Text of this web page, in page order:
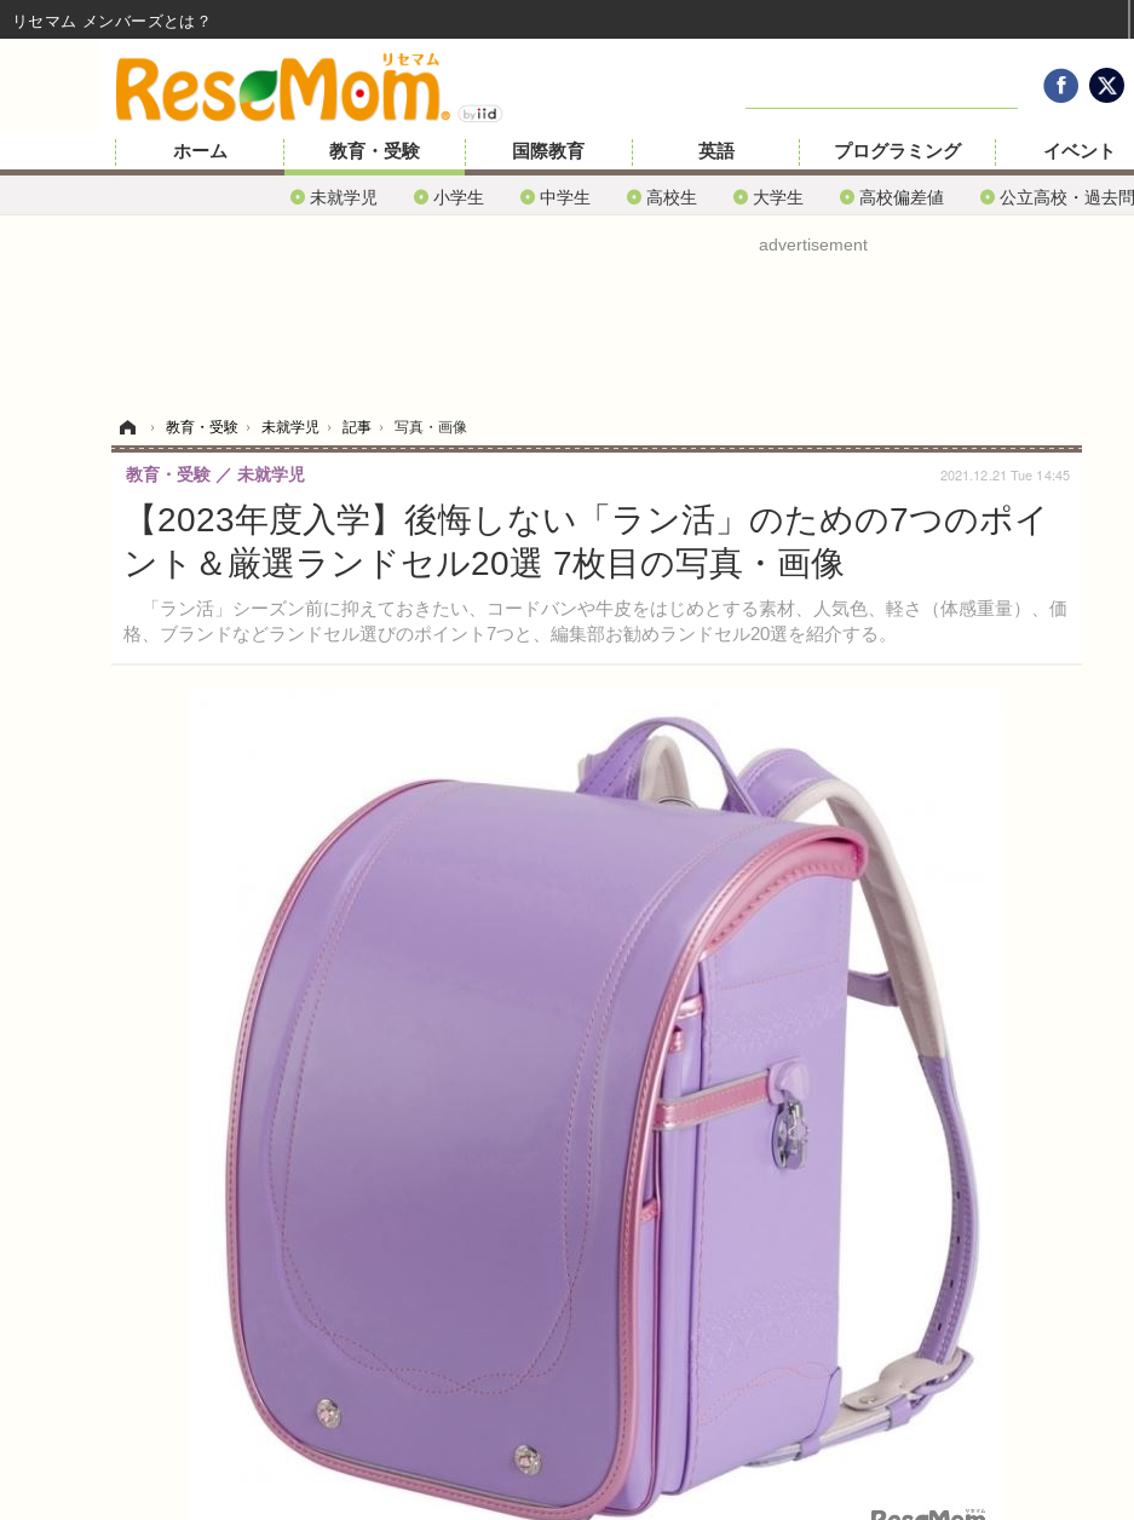
ホーム 教育・受験
未就学児 小学生 中学生 高校生 大学生 高校偏差値 公立高校・過去問
国際教育 英語 プログラミング イベント
advertisement
› 教育・受験 › 未就学児 › 記事 › 写真・画像
【2023年度入学】後悔しない「ラン活」のための7つのポイ
ント＆厳選ランドセル20選 7枚目の写真・画像
「ラン活」シーズン前に抑えておきたい、コードバンや牛皮をはじめとする素材、人気色、軽さ（体感重量）、価
格、ブランドなどランドセル選びのポイント7つと、編集部お勧めランドセル20選を紹介する。
教育・受験 未就学児 2021.12.21 Tue 14:45
リセマム メンバーズ